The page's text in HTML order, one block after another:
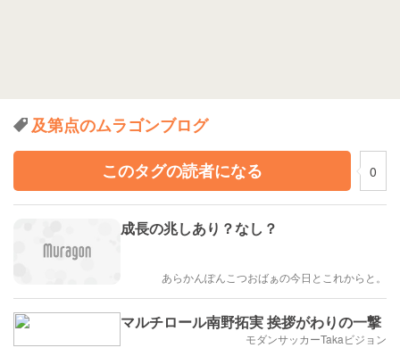
及第点のムラゴンブログ
このタグの読者になる
0
成長の兆しあり？なし？
あらかんぽんこつおばぁの今日とこれからと。
マルチロール南野拓実 挨拶がわりの一撃
モダンサッカーTakaビジョン